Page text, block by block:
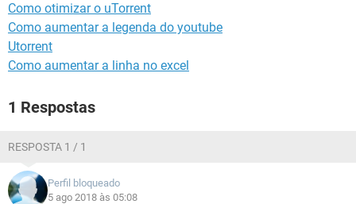
Como otimizar o uTorrent
Como aumentar a legenda do youtube
Utorrent
Como aumentar a linha no excel
1 Respostas
RESPOSTA 1 / 1
Perfil bloqueado
5 ago 2018 às 05:08